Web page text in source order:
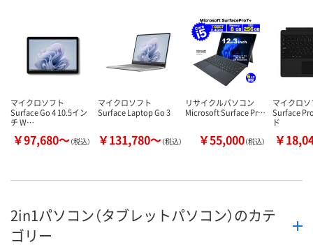
マイクロソフト
Surface Go 4 10.5イン
チ W…
￥97,680～（税込）
マイクロソフト
Surface Laptop Go 3
￥131,780～（税込）
リサイクルパソコン
Microsoft Surface Pr…
￥55,000（税込）
マイクロ
Surface
ド
￥
2in1パソコン（タブレットパソコン）のカテ
ゴリー